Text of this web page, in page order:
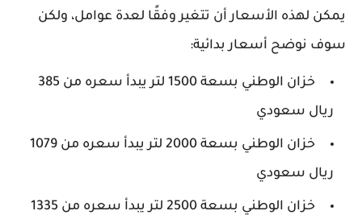
يمكن لهذه الأسعار أن تتغير وفقًا لعدة عوامل، ولكن
سوف نوضح أسعار بدائية:
خزان الوطني بسعة 1500 لتر يبدأ سعره من 385
ريال سعودي
خزان الوطني بسعة 2000 لتر يبدأ سعره من 1079
ريال سعودي
خزان الوطني بسعة 2500 لتر يبدأ سعره من 1335